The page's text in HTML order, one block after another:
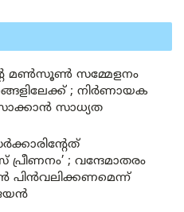
മൺസൂൺ സമ്മേളനം
; നിർണായക
സാധ്യത
; വന്ദേമാതരം
പിൻവലിക്കണമെന്ന്